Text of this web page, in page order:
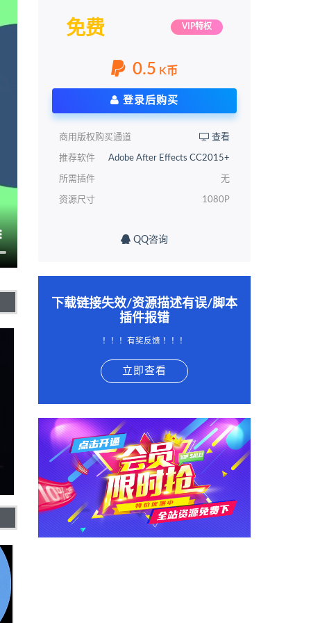
免费 VIP特权
0.5 K币
登录后购买
商用版权购买通道 查看
推荐软件 Adobe After Effects CC2015+
所需插件 无
资源尺寸 1080P
QQ咨询
下载链接失效/资源描述有误/脚本
插件报错
！！！有奖反馈 ！！！
立即查看